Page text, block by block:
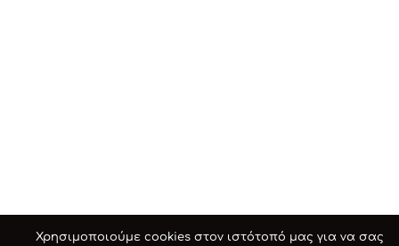
Χρησιμοποιούμε cookies στον ιστότοπό μας για να σας